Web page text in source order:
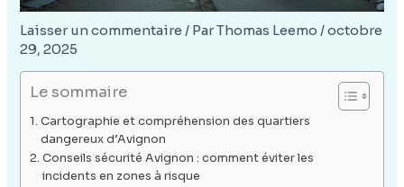
Laisser un commentaire / ParThomas Leemo /octobre
29, 2025
Le sommaire
Cartographie et compréhension des quartiers
dangereux d’Avignon
Conseils sécurité Avignon : comment éviter les
incidents en zones à risque